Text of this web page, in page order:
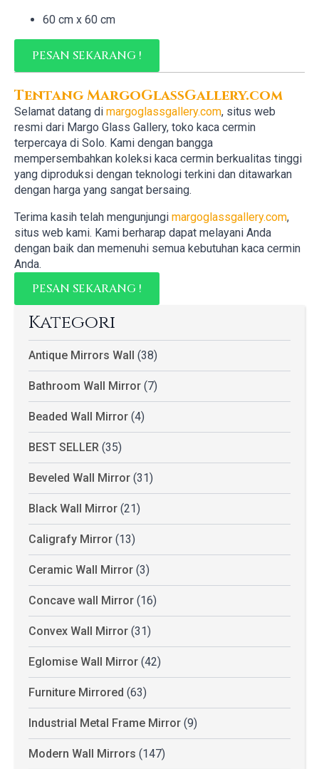
Kategori
Antique Mirrors Wall (38)
Bathroom Wall Mirror (7)
Beaded Wall Mirror (4)
BEST SELLER (35)
Beveled Wall Mirror (31)
Black Wall Mirror (21)
Caligrafy Mirror (13)
Ceramic Wall Mirror (3)
Concave wall Mirror (16)
Convex Wall Mirror (31)
Eglomise Wall Mirror (42)
Furniture Mirrored (63)
Industrial Metal Frame Mirror (9)
Modern Wall Mirrors (147)
60 cm x 60 cm
PESAN SEKARANG !
Tentang MargoGlassGallery.com
Selamat datang di margoglassgallery.com, situs web
resmi dari Margo Glass Gallery, toko kaca cermin
terpercaya di Solo. Kami dengan bangga
mempersembahkan koleksi kaca cermin berkualitas tinggi
yang diproduksi dengan teknologi terkini dan ditawarkan
dengan harga yang sangat bersaing.
Terima kasih telah mengunjungi margoglassgallery.com,
situs web kami. Kami berharap dapat melayani Anda
dengan baik dan memenuhi semua kebutuhan kaca cermin
Anda.
PESAN SEKARANG !